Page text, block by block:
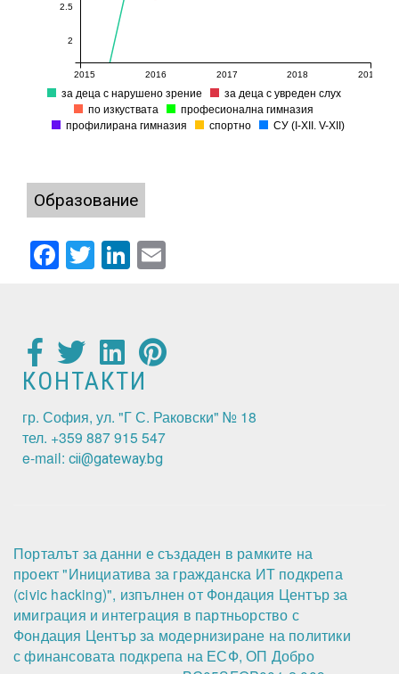
2015 2016 2017 2018 2019
2
2.5
за деца с нарушено зрение
за деца с увреден слух
по изкуствата
професионална гимназия
профилирана гимназия
спортно СУ (I-XII. V-XII)
Образование
Facebook
TwitterLinkedIn
КОНТАКТИ
гр. София, ул. "Г С. Раковски" № 18
тел. +359 887 915 547
e-mail: cii@gateway.bg
Порталът за данни е създаден в рамките на
проект "Инициатива за гражданска ИТ подкрепа
(civic hacking)", изпълнен от Фондация Център за
имиграция и интеграция в партньорство с
Фондация Център за модернизиране на политики
с финансовата подкрепа на ЕСФ, ОП Добро